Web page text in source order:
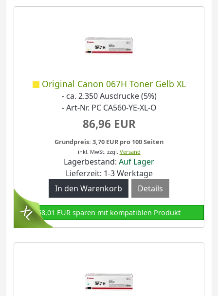
Original Canon 067H Toner Gelb XL
- ca. 2.350 Ausdrucke (5%)
- Art-Nr. PC CA560-YE-XL-O
86,96 EUR
Grundpreis: 3,70 EUR pro 100 Seiten
inkl. MwSt. zzgl. Versand
Lagerbestand: Auf Lager
Lieferzeit: 1-3 Werktage
Details
58,01 EUR sparen mit kompatiblen Produkt